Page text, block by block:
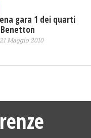
gara 1 dei quarti
Maggio 2010